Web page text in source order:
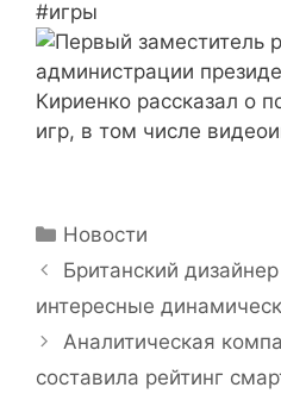
#игры
Рубрики
Новости
Британский
интересные
Аналитическая
составила рейтинг